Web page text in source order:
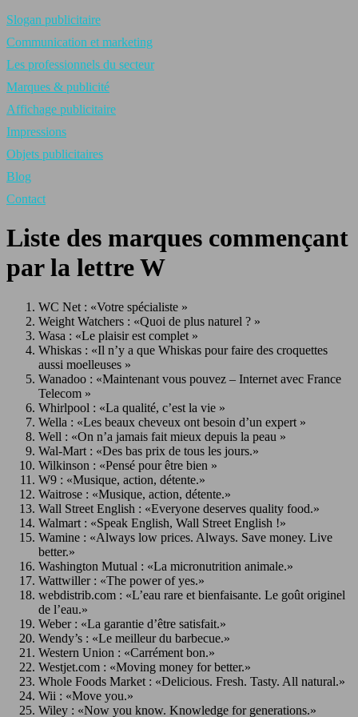
Slogan publicitaire
Communication et marketing
Les professionnels du secteur
Marques & publicité
Affichage publicitaire
Impressions
Objets publicitaires
Blog
Contact
Liste des marques commençant
par la lettre W
WC Net : «Votre spécialiste »
Weight Watchers : «Quoi de plus naturel ? »
Wasa : «Le plaisir est complet »
Whiskas : «Il n’y a que Whiskas pour faire des croquettes
aussi moelleuses »
Wanadoo : «Maintenant vous pouvez – Internet avec France
Telecom »
Whirlpool : «La qualité, c’est la vie »
Wella : «Les beaux cheveux ont besoin d’un expert »
Well : «On n’a jamais fait mieux depuis la peau »
Wal-Mart : «Des bas prix de tous les jours.»
Wilkinson : «Pensé pour être bien »
W9 : «Musique, action, détente.»
Waitrose : «Musique, action, détente.»
Wall Street English : «Everyone deserves quality food.»
Walmart : «Speak English, Wall Street English !»
Wamine : «Always low prices. Always. Save money. Live
better.»
Washington Mutual : «La micronutrition animale.»
Wattwiller : «The power of yes.»
webdistrib.com : «L’eau rare et bienfaisante. Le goût originel
de l’eau.»
Weber : «La garantie d’être satisfait.»
Wendy’s : «Le meilleur du barbecue.»
Western Union : «Carrément bon.»
Westjet.com : «Moving money for better.»
Whole Foods Market : «Delicious. Fresh. Tasty. All natural.»
Wii : «Move you.»
Wiley : «Now you know. Knowledge for generations.»